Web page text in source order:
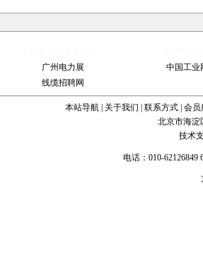
广州电力展
中国工业
线缆招聘网
本站导航 关于我们 联系方式 会员
北京市海淀
技术
电话：010-62126849